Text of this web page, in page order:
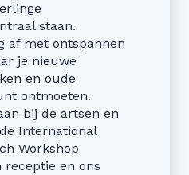
staan.
af met ontspannen
je nieuwe
en oude
ontmoeten.
bij de artsen en
International
Workshop
receptie en ons